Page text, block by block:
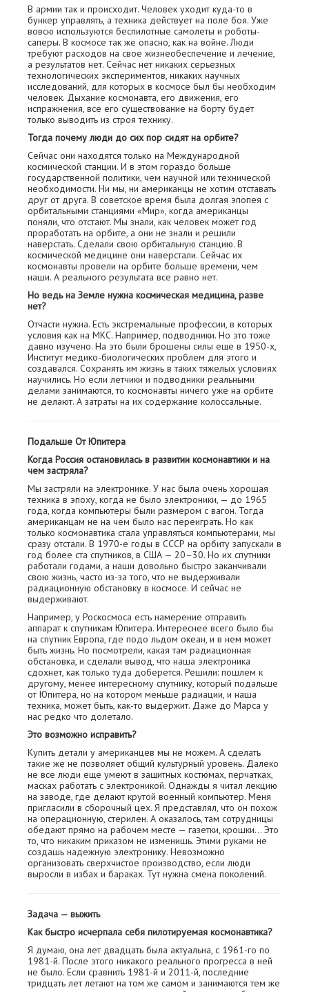
В армии так и происходит. Человек уходит куда-то в
бункер управлять, а техника действует на поле боя. Уже
вовсю используются беспилотные самолеты и роботы-
саперы. В космосе так же опасно, как на войне. Люди
требуют расходов на свое жизнеобеспечение и лечение,
а результатов нет. Сейчас нет никаких серьезных
технологических экспериментов, никаких научных
исследований, для которых в космосе был бы необходим
человек. Дыхание космонавта, его движения, его
испражнения, все его существование на борту будет
только выводить из строя технику.
Тогда почему люди до сих пор сидят на орбите?
Сейчас они находятся только на Международной
космической станции. И в этом гораздо больше
государственной политики, чем научной или технической
необходимости. Ни мы, ни американцы не хотим отставать
друг от друга. В советское время была долгая эпопея с
орбитальными станциями «Мир», когда американцы
поняли, что отстают. Мы знали, как человек может год
проработать на орбите, а они не знали и решили
наверстать. Сделали свою орбитальную станцию. В
космической медицине они наверстали. Сейчас их
космонавты провели на орбите больше времени, чем
наши. А реального результата все равно нет.
Но ведь на Земле нужна космическая медицина, разве
нет?
Отчасти нужна. Есть экстремальные профессии, в которых
условия как на МКС. Например, подводники. Но это тоже
давно изучено. На это были брошены силы еще в 1950-х,
Институт медико-биологических проблем для этого и
создавался. Сохранять им жизнь в таких тяжелых условиях
научились. Но если летчики и подводники реальными
делами занимаются, то космонавты ничего уже на орбите
не делают. А затраты на их содержание колоссальные.
Подальше От Юпитера
Когда Россия остановилась в развитии космонавтики и на
чем застряла?
Мы застряли на электронике. У нас была очень хорошая
техника в эпоху, когда не было электроники, — до 1965
года, когда компьютеры были размером с вагон. Тогда
американцам не на чем было нас переиграть. Но как
только космонавтика стала управляться компьютерами, мы
сразу отстали. В 1970-е годы в СССР на орбиту запускали в
год более ста спутников, в США — 20–30. Но их спутники
работали годами, а наши довольно быстро заканчивали
свою жизнь, часто из-за того, что не выдерживали
радиационную обстановку в космосе. И сейчас не
выдерживают.
Например, у Роскосмоса есть намерение отправить
аппарат к спутникам Юпитера. Интереснее всего было бы
на спутник Европа, где подо льдом океан, и в нем может
быть жизнь. Но посмотрели, какая там радиационная
обстановка, и сделали вывод, что наша электроника
сдохнет, как только туда доберется. Решили: пошлем к
другому, менее интересному спутнику, который подальше
от Юпитера, но на котором меньше радиации, и наша
техника, может быть, как-то выдержит. Даже до Марса у
нас редко что долетало.
Это возможно исправить?
Купить детали у американцев мы не можем. А сделать
такие же не позволяет общий культурный уровень. Далеко
не все люди еще умеют в защитных костюмах, перчатках,
масках работать с электроникой. Однажды я читал лекцию
на заводе, где делают крутой военный компьютер. Меня
пригласили в сборочный цех. Я представлял, что он похож
на операционную, стерилен. А оказалось, там сотрудницы
обедают прямо на рабочем месте — газетки, крошки… Это
то, что никаким приказом не изменишь. Этими руками не
создашь надежную электронику. Невозможно
организовать сверхчистое производство, если люди
выросли в избах и бараках. Тут нужна смена поколений.
Задача — выжить
Как быстро исчерпала себя пилотируемая космонавтика?
Я думаю, она лет двадцать была актуальна, с 1961-го по
1981-й. После этого никакого реального прогресса в ней
не было. Если сравнить 1981-й и 2011-й, последние
тридцать лет летают на том же самом и занимаются тем же